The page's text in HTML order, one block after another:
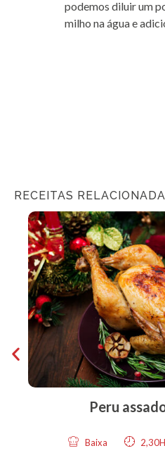
podemos diluir um
milho na água e
RECEITAS
Peru
Baixa